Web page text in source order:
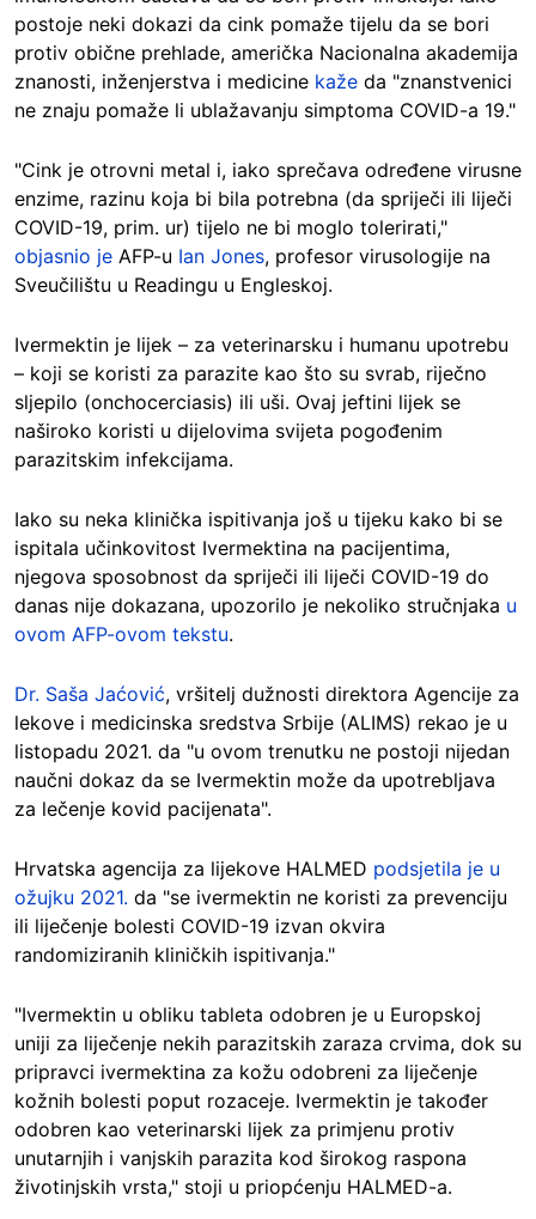
postoje neki dokazi da cink pomaže tijelu da se bori
protiv obične prehlade, američka Nacionalna akademija
znanosti, inženjerstva i medicine kaže da "znanstvenici
ne znaju pomaže li ublažavanju simptoma COVID-a 19."
"Cink je otrovni metal i, iako sprečava određene virusne
enzime, razinu koja bi bila potrebna (da spriječi ili liječi
COVID-19, prim. ur) tijelo ne bi moglo tolerirati,"
objasnio je AFP-u Ian Jones, profesor virusologije na
Sveučilištu u Readingu u Engleskoj.
Ivermektin je lijek – za veterinarsku i humanu upotrebu
– koji se koristi za parazite kao što su svrab, riječno
sljepilo (onchocerciasis) ili uši. Ovaj jeftini lijek se
naširoko koristi u dijelovima svijeta pogođenim
parazitskim infekcijama.
Iako su neka klinička ispitivanja još u tijeku kako bi se
ispitala učinkovitost Ivermektina na pacijentima,
njegova sposobnost da spriječi ili liječi COVID-19 do
danas nije dokazana, upozorilo je nekoliko stručnjaka u
ovom AFP-ovom tekstu.
Dr. Saša Jaćović, vršitelj dužnosti direktora Agencije za
lekove i medicinska sredstva Srbije (ALIMS) rekao je u
listopadu 2021. da "u ovom trenutku ne postoji nijedan
naučni dokaz da se Ivermektin može da upotrebljava
za lečenje kovid pacijenata".
Hrvatska agencija za lijekove HALMED podsjetila je u
ožujku 2021. da "se ivermektin ne koristi za prevenciju
ili liječenje bolesti COVID-19 izvan okvira
randomiziranih kliničkih ispitivanja."
"Ivermektin u obliku tableta odobren je u Europskoj
uniji za liječenje nekih parazitskih zaraza crvima, dok su
pripravci ivermektina za kožu odobreni za liječenje
kožnih bolesti poput rozaceje. Ivermektin je također
odobren kao veterinarski lijek za primjenu protiv
unutarnjih i vanjskih parazita kod širokog raspona
životinjskih vrsta," stoji u priopćenju HALMED-a.